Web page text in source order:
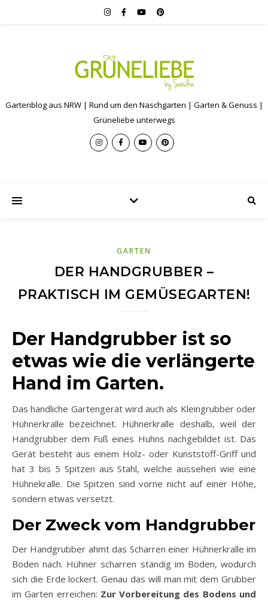
Gartenblog aus NRW | Rund um den Naschgarten | Garten & Genuss |
Grüneliebe unterwegs
GARTEN
DER HANDGRUBBER –
PRAKTISCH IM GEMÜSEGARTEN!
Der Handgrubber ist so
etwas wie die verlängerte
Hand im Garten.
Das handliche Gartengerät wird auch als Kleingrubber oder
Hühnerkralle bezeichnet. Hühnerkralle deshalb, weil der
Handgrubber dem Fuß eines Huhns nachgebildet ist. Das
Gerät besteht aus einem Holz- oder Kunststoff-Griff und
hat 3 bis 5 Spitzen aus Stahl, welche aussehen wie eine
Hühnekralle. Die Spitzen sind vorne nicht auf einer Höhe,
sondern etwas versetzt.
Der Zweck vom Handgrubber
Der Handgrubber ahmt das Scharren einer Hühnerkralle im
Boden nach. Hühner scharren ständig im Boden, wodurch
sich die Erde lockert. Genau das will man mit dem Grubber
im Garten erreichen: Zur Vorbereitung des Bodens und